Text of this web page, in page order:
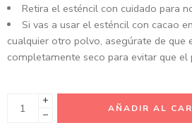
Retira el esténcil con cuidado para
Si vas a usar el esténcil con cacao
cualquier otro polvo, asegúrate de que
completamente seco para evitar que el
+
−
AÑADIR AL